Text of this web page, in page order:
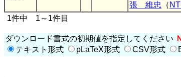
張 維忠
（
1件中 1～1件目
ダウンロード書式の初期値を指定してください
テキスト形式
pLaTeX形式 CSV形式